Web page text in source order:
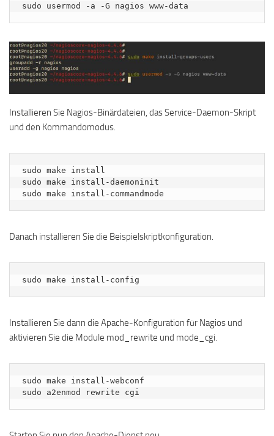
sudo usermod -a -G nagios www-data
Installieren Sie Nagios-Binärdateien, das Service-Daemon-Skript
und den Kommandomodus.
sudo make install
sudo make install-daemoninit
sudo make install-commandmode
Danach installieren Sie die Beispielskriptkonfiguration.
sudo make install-config
Installieren Sie dann die Apache-Konfiguration für Nagios und
aktivieren Sie die Module mod_rewrite und mode_cgi.
sudo make install-webconf
sudo a2enmod rewrite cgi